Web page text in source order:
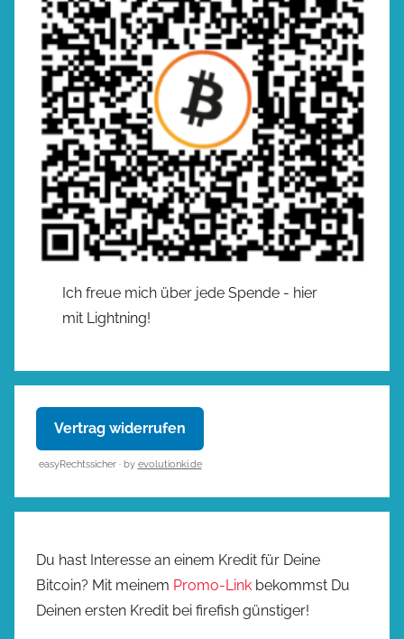
Ich freue mich über jede Spende - hier
mit Lightning!
Vertrag widerrufen
easyRechtssicher · by evolutionki.de
Du hast Interesse an einem Kredit für Deine
Bitcoin? Mit meinem Promo-Link bekommst Du
Deinen ersten Kredit bei firefish günstiger!